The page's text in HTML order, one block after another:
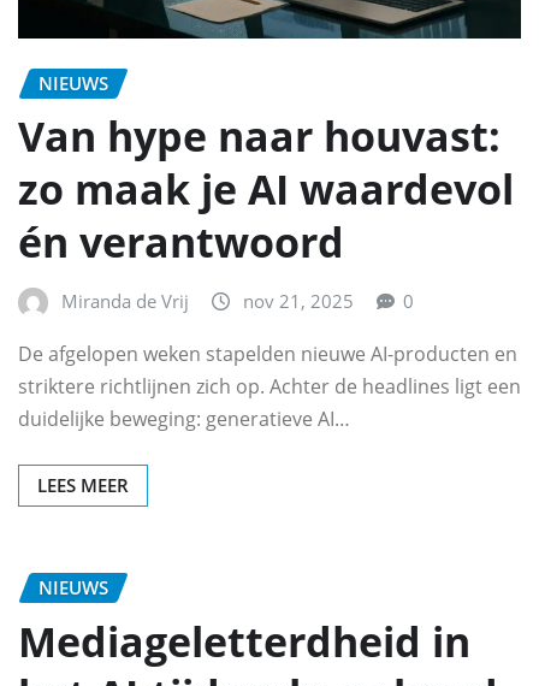
NIEUWS
Van hype naar houvast:
zo maak je AI waardevol
én verantwoord
Miranda de Vrij nov 21, 2025 0
De afgelopen weken stapelden nieuwe AI-producten en
striktere richtlijnen zich op. Achter de headlines ligt een
duidelijke beweging: generatieve AI…
LEES MEER
NIEUWS
Mediageletterdheid in